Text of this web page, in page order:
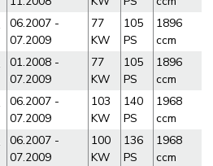
06.2007 -
07.2009
77
KW
105
PS
1896
ccm
01.2008 -
07.2009
77
KW
105
PS
1896
ccm
06.2007 -
07.2009
103
KW
140
PS
1968
ccm
06.2007 -
07.2009
100
KW
136
PS
1968
ccm